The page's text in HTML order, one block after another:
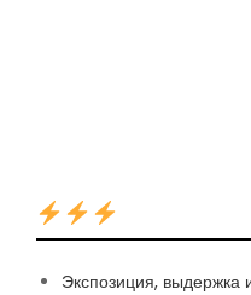
Экспозиция, выдержка